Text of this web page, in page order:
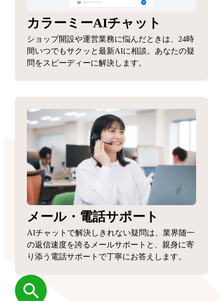
カラーミーAIチャット
ショップ開設や運営業務に悩んだときは、24時
間いつでもサクッと最新AIに相談。あなたの疑
問をスピーディーに解決します。
メール・電話サポート
AIチャットで解決しきれない疑問は、業界随一
の返信速度を誇るメールサポートと、親身に寄
り添う電話サポートで丁寧にお答えします。